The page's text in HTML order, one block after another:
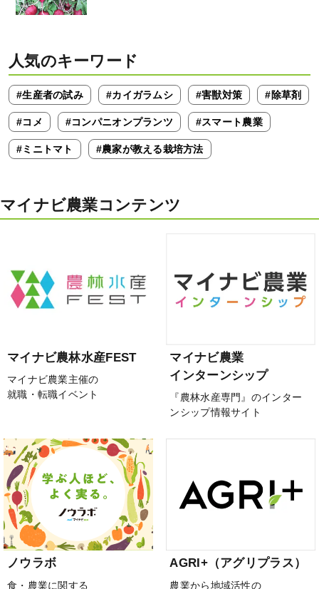
人気のキーワード
#生産者の試み #カイガラムシ #害獣対策 #除草剤
#コメ #コンパニオンプランツ #スマート農業
#ミニトマト #農家が教える栽培方法
マイナビ農業コンテンツ
マイナビ農林水産FEST
マイナビ農業主催の
就職・転職イベント
マイナビ農業
インターンシップ
『農林水産専門』のインター
ンシップ情報サイト
ノウラボ
食・農業に関する
AGRI+（アグリプラス）
農業から地域活性の